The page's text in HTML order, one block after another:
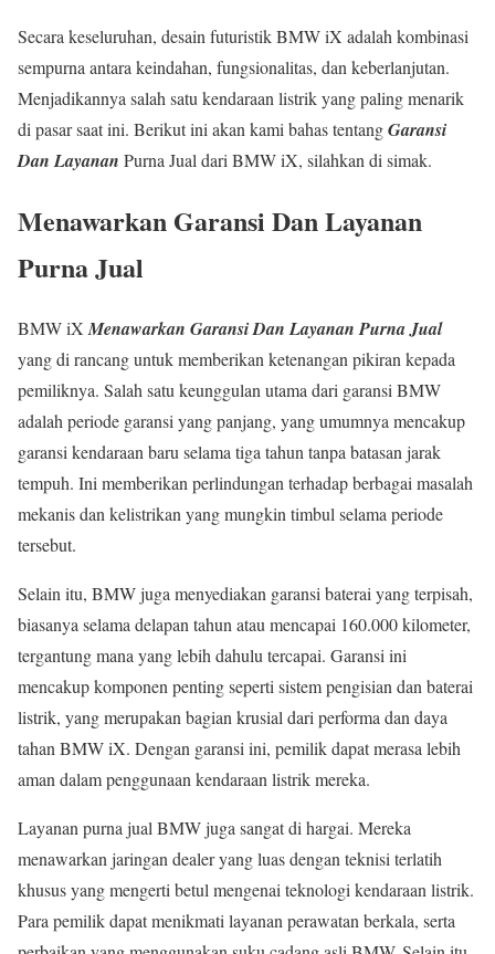
Secara keseluruhan, desain futuristik BMW iX adalah kombinasi
sempurna antara keindahan, fungsionalitas, dan keberlanjutan.
Menjadikannya salah satu kendaraan listrik yang paling menarik
di pasar saat ini. Berikut ini akan kami bahas tentangGaransi
Dan Layanan Purna Jual dari BMW iX, silahkan di simak.
Menawarkan Garansi Dan Layanan
Purna Jual
BMW iX Menawarkan Garansi Dan Layanan Purna Jual
yang di rancang untuk memberikan ketenangan pikiran kepada
pemiliknya. Salah satu keunggulan utama dari garansi BMW
adalah periode garansi yang panjang, yang umumnya mencakup
garansi kendaraan baru selama tiga tahun tanpa batasan jarak
tempuh. Ini memberikan perlindungan terhadap berbagai masalah
mekanis dan kelistrikan yang mungkin timbul selama periode
tersebut.
Selain itu, BMW juga menyediakan garansi baterai yang terpisah,
biasanya selama delapan tahun atau mencapai 160.000 kilometer,
tergantung mana yang lebih dahulu tercapai. Garansi ini
mencakup komponen penting seperti sistem pengisian dan baterai
listrik, yang merupakan bagian krusial dari performa dan daya
tahan BMW iX. Dengan garansi ini, pemilik dapat merasa lebih
aman dalam penggunaan kendaraan listrik mereka.
Layanan purna jual BMW juga sangat di hargai. Mereka
menawarkan jaringan dealer yang luas dengan teknisi terlatih
khusus yang mengerti betul mengenai teknologi kendaraan listrik.
Para pemilik dapat menikmati layanan perawatan berkala, serta